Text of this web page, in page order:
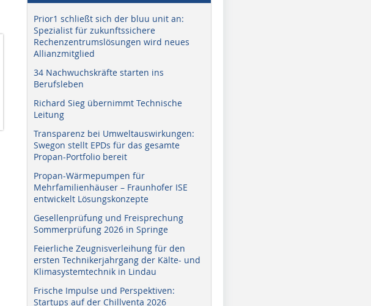
Prior1 schließt sich der bluu unit an:
Spezialist für zukunftssichere
Rechenzentrumslösungen wird neues
Allianzmitglied
34 Nachwuchskräfte starten ins
Berufsleben
Richard Sieg übernimmt Technische
Leitung
Transparenz bei Umweltauswirkungen:
Swegon stellt EPDs für das gesamte
Propan-Portfolio bereit
Propan-Wärmepumpen für
Mehrfamilienhäuser – Fraunhofer ISE
entwickelt Lösungskonzepte
Gesellenprüfung und Freisprechung
Sommerprüfung 2026 in Springe
Feierliche Zeugnisverleihung für den
ersten Technikerjahrgang der Kälte- und
Klimasystemtechnik in Lindau
Frische Impulse und Perspektiven:
Startups auf der Chillventa 2026